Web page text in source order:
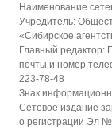
Наименование
Учредитель:
«Сибирское
Главный редактор:
почты и номер
223-78-48
Знак
Сетевое издание
о регистрации Эл